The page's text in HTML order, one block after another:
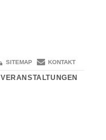
SITEMAP KONTAKT
VERANSTALTUNGEN